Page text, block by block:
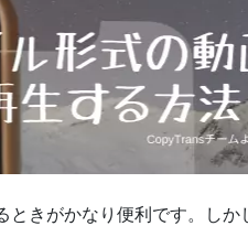
きがかなり便利です。し